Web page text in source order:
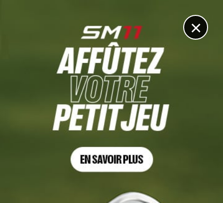
×
Deux Tricolores dans le top 10 en Italie